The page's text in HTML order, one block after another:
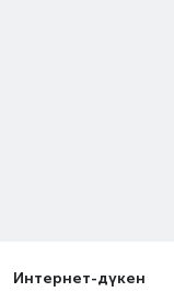
Интернет-дүкен